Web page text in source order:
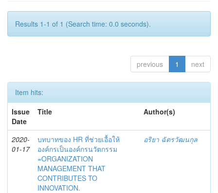
Results 1-1 of 1 (Search time: 0.0 seconds).
previous 1 next
Item hits:
Issue
Date
Title Author(s)
2020-
01-17
บทบาทของ HR ที่ช่วยเอื้อให้
องค์กรเป็นองค์กรนวัตกรรม
=ORGANIZATION
MANAGEMENT THAT
CONTRIBUTES TO
INNOVATION.
อริยา ฉัตรวัฒนกุล